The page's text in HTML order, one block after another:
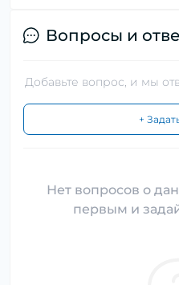
Вопросы и
Добавьте вопрос, и мы
+
Нет вопросов о
первым и